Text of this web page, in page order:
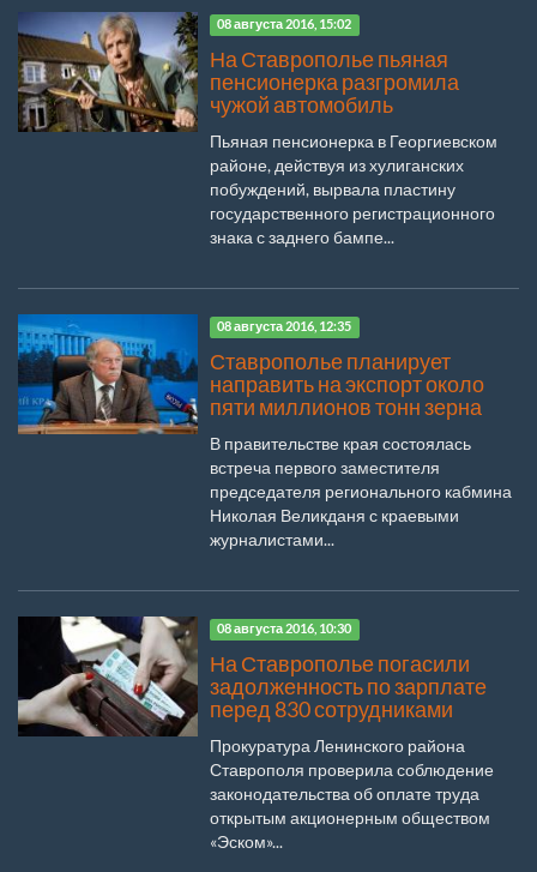
08 августа 2016, 15:02
На Ставрополье пьяная
пенсионерка разгромила
чужой автомобиль
Пьяная пенсионерка в Георгиевском
районе, действуя из хулиганских
побуждений, вырвала пластину
государственного регистрационного
знака с заднего бампе...
08 августа 2016, 12:35
Ставрополье планирует
направить на экспорт около
пяти миллионов тонн зерна
В правительстве края состоялась
встреча первого заместителя
председателя регионального кабмина
Николая Великданя с краевыми
журналистами...
08 августа 2016, 10:30
На Ставрополье погасили
задолженность по зарплате
перед 830 сотрудниками
Прокуратура Ленинского района
Ставрополя проверила соблюдение
законодательства об оплате труда
открытым акционерным обществом
«Эском»...